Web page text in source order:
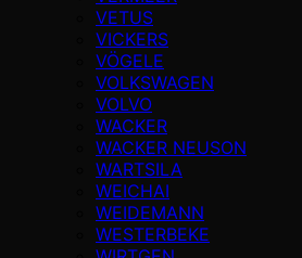
VETUS
VICKERS
VÖGELE
VOLKSWAGEN
VOLVO
WACKER
WACKER NEUSON
WARTSILA
WEICHAI
WEIDEMANN
WESTERBEKE